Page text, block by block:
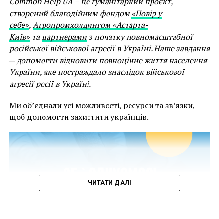
Андрей Зайцев,
директор Музея
уличного искусства,
художник, куратор:
“Меня удивило
количество крутых
работ, смелых и
остроумных.
Участники конкурса –
Очень жаль, что много
ярких идей не прошли
этап народного
культурним центром«Дом Майстер Клас»
підтримку України та українського культурного
надбання.
Перший сезон Ukraine Culture Weeks стане знаковим,
оскільки відкриє його український
фестивальBouquet Kyiv Stage у партнерстві з
Council, Українським інститутом та UA / UK
Seasons. Bouquet Kyiv Stage спеціально для цієї
події подорожує з Києва до Оксфорду зі своєю
Головний меседж Bouquet Kyiv Stage —Gratitude
Велика Британія була однією з перших країн світу,
яка чітко і безкомпромісно заявила про свою
позицію в неспровокованій жорстокій війні,
створений благодійним фондом«Повір у
себе»,Агропромхолдингом «Астарта-
Київ»тапартнерамиз початку повномасштабної
російської військової агресії в Україні. Наше завдання
─ допомогти відновити повноцінне життя населення
України, яке постраждало внаслідок військової
агресії росії в Україні.
Ми об’єднали усі можливості, ресурси та зв’язки,
щоб допомогти захистити українців.
ЧИТАТИ ДАЛІ